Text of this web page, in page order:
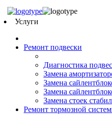
Услуги
Ремонт подвески
Диагностика
Замена
Замена
Замена
Замена стоек
Ремонт тормозной